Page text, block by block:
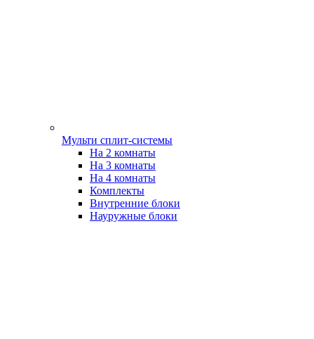
Мульти сплит-системы
На 2 комнаты
На 3 комнаты
На 4 комнаты
Комплекты
Внутренние блоки
Науружные блоки